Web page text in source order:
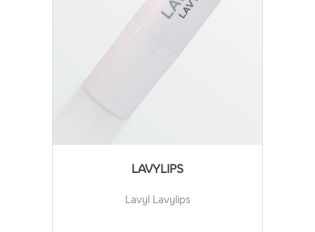
LAVYLIPS
Lavyl Lavylips